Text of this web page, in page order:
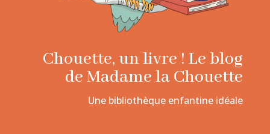
Chouette, un livre ! Le blog
de Madame la Chouette
Une bibliothèque enfantine idéale